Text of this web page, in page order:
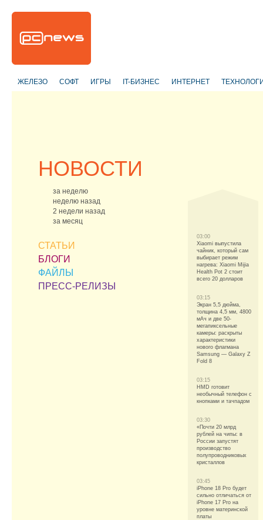
ЖЕЛЕЗО СОФТ ИГРЫ IT-БИЗНЕС ИНТЕРНЕТ
НОВОСТИ
за неделю
неделю назад
2 недели назад
за месяц
СТАТЬИ
БЛОГИ
ФАЙЛЫ
ПРЕСС-РЕЛИЗЫ
03:00
Xiaomi выпустила
чайник, который сам
выбирает режим
нагрева: Xiaomi Mijia
Health Pot 2 стоит
всего 20 долларов
03:15
Экран 5,5 дюйма,
толщина 4,5 мм, 4800
мАч и две 50-
мегапиксельные
камеры: раскрыты
характеристики
нового флагмана
Samsung — Galaxy Z
Fold 8
03:15
HMD готовит
необычный телефон с
кнопками и тачпадом
03:30
«Почти 20 млрд
рублей на чипы: в
России запустят
производство
полупроводниковых
кристаллов
03:45
iPhone 18 Pro будет
сильно отличаться от
iPhone 17 Pro на
уровне материнской
платы